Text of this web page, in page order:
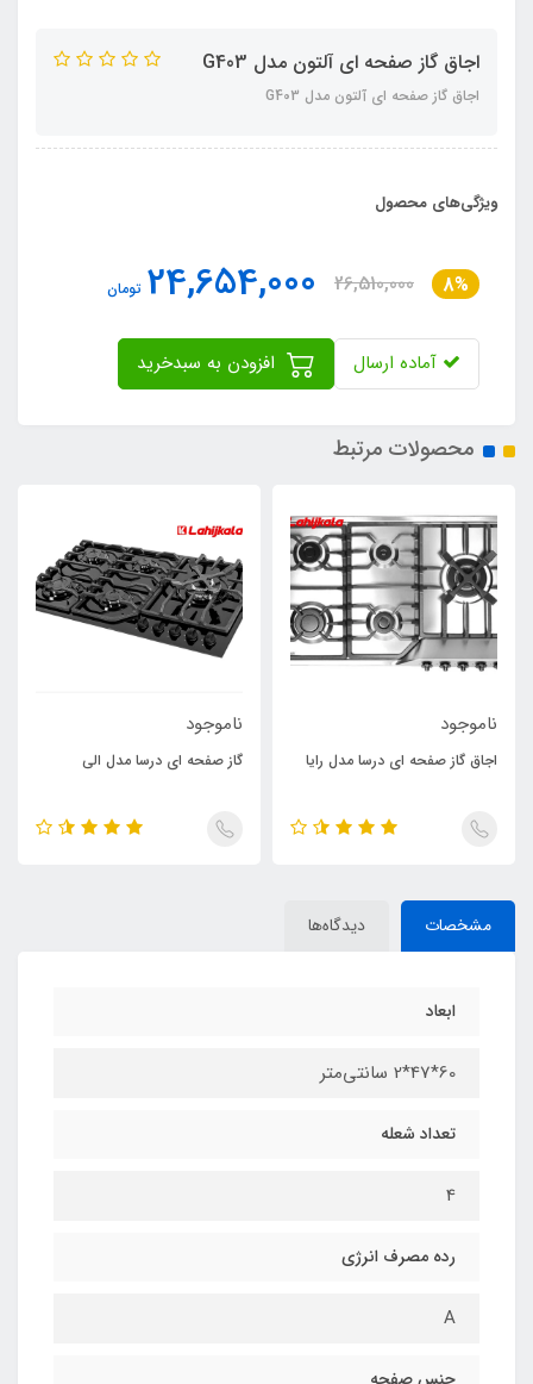
اجاق گاز صفحه ای آلتون مدل G403
اجاق گاز صفحه ای آلتون مدل G403
ویژگی‌های محصول
8%
26,510,000
24,654,000 تومان
آماده ارسال
محصولات مرتبط
ناموجود
اجاق گاز صفحه ای درسا مدل رایا
ناموجود
گاز صفحه ای درسا مدل الی
مشخصات دیدگاه‌ها
ابعاد
60*47*2 سانتی‌متر
تعداد شعله
4
رده مصرف انرژی
A